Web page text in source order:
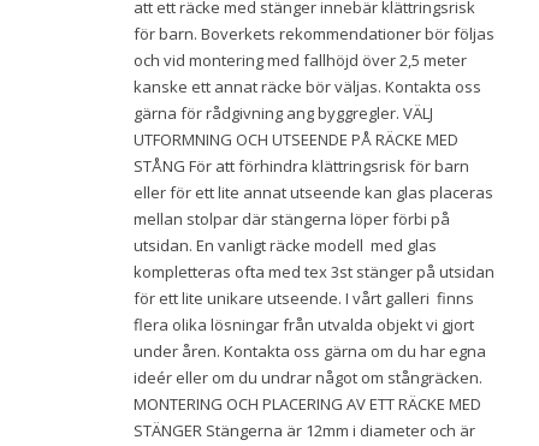
att ett räcke med stänger innebär klättringsrisk
för barn. Boverkets rekommendationer bör följas
och vid montering med fallhöjd över 2,5 meter
kanske ett annat räcke bör väljas. Kontakta oss
gärna för rådgivning ang byggregler. VÄLJ
UTFORMNING OCH UTSEENDE PÅ RÄCKE MED
STÅNG För att förhindra klättringsrisk för barn
eller för ett lite annat utseende kan glas placeras
mellan stolpar där stängerna löper förbi på
utsidan. En vanligt räcke modell med glas
kompletteras ofta med tex 3st stänger på utsidan
för ett lite unikare utseende. I vårt galleri finns
flera olika lösningar från utvalda objekt vi gjort
under åren. Kontakta oss gärna om du har egna
ideér eller om du undrar något om stångräcken.
MONTERING OCH PLACERING AV ETT RÄCKE MED
STÄNGER Stängerna är 12mm i diameter och är